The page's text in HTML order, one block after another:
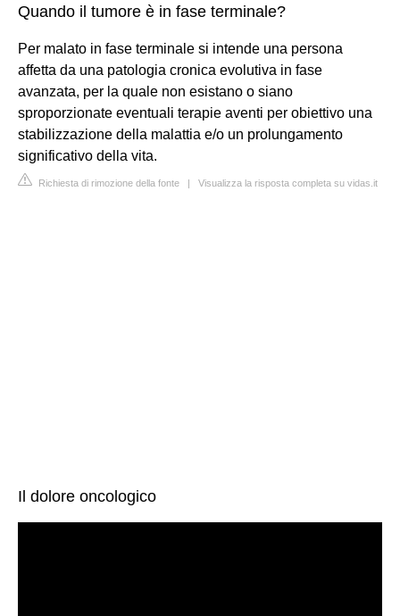
Quando il tumore è in fase terminale?
Per malato in fase terminale si intende una persona
affetta da una patologia cronica evolutiva in fase
avanzata, per la quale non esistano o siano
sproporzionate eventuali terapie aventi per obiettivo una
stabilizzazione della malattia e/o un prolungamento
significativo della vita.
Richiesta di rimozione della fonte | Visualizza la risposta completa su vidas.it
Il dolore oncologico